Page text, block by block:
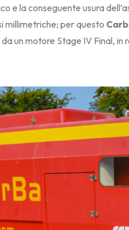
e la conseguente usura
millimetriche; per questo
un motore Stage IV Final,